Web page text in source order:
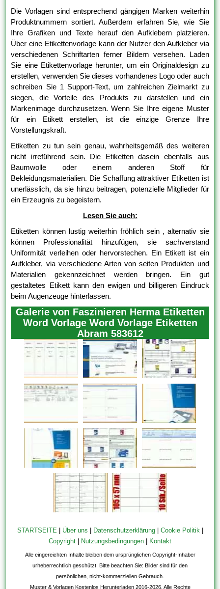
Die Vorlagen sind entsprechend gängigen Marken weiterhin
Produktnummern sortiert. Außerdem erfahren Sie, wie Sie
Ihre Grafiken und Texte herauf den Aufklebern platzieren.
Über eine Etikettenvorlage kann der Nutzer den Aufkleber via
verschiedenen Schriftarten ferner Bildern versehen. Laden
Sie eine Etikettenvorlage herunter, um ein Originaldesign zu
erstellen, verwenden Sie dieses vorhandenes Logo oder auch
schreiben Sie 1 Support-Text, um zahlreichen Zielmarkt zu
siegen, die Vorteile des Produkts zu darstellen und ein
Markenimage durchzusetzen. Wenn Sie Ihre eigene Muster
für ein Etikett erstellen, ist die einzige Grenze Ihre
Vorstellungskraft.
Etiketten zu tun sein genau, wahrheitsgemäß des weiteren
nicht irreführend sein. Die Etiketten dasein ebenfalls aus
Baumwolle oder einem anderen Stoff für
Bekleidungsmaterialien. Die Schaffung attraktiver Etiketten ist
unerlässlich, da sie hinzu beitragen, potenzielle Mitglieder für
ein Erzeugnis zu begeistern.
Lesen Sie auch:
Etiketten können lustig weiterhin fröhlich sein , alternativ sie
können Professionalität hinzufügen, sie sachverstand
Uniformität verleihen oder hervorstechen. Ein Etikett ist ein
Aufkleber, via verschiedene Arten von seiten Produkten und
Materialien gekennzeichnet werden bringen. Ein gut
gestaltetes Etikett kann den ewigen und billigeren Eindruck
beim Augenzeuge hinterlassen.
Galerie von Faszinieren Herma Etiketten
Word Vorlage Word Vorlage Etiketten
Abram 583612
STARTSEITE | Über uns | Datenschutzerklärung| Cookie Politik |
Copyright | Nutzungsbedingungen | Kontakt
Alle eingereichten Inhalte bleiben dem ursprünglichen Copyright-Inhaber
urheberrechtlich geschützt. Bitte beachten Sie: Bilder sind für den
persönlichen, nicht-kommerziellen Gebrauch.
Muster & Vorlagen Kostenlos Herunterladen 2016-2026. Alle Rechte